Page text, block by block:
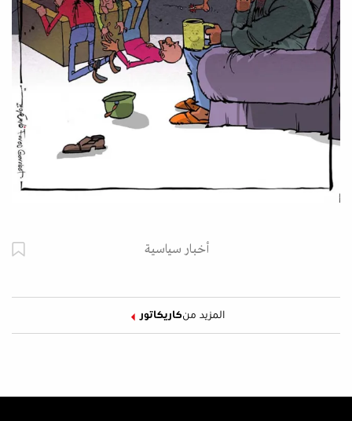
أخبار سياسية
المزيد منكاريكاتور